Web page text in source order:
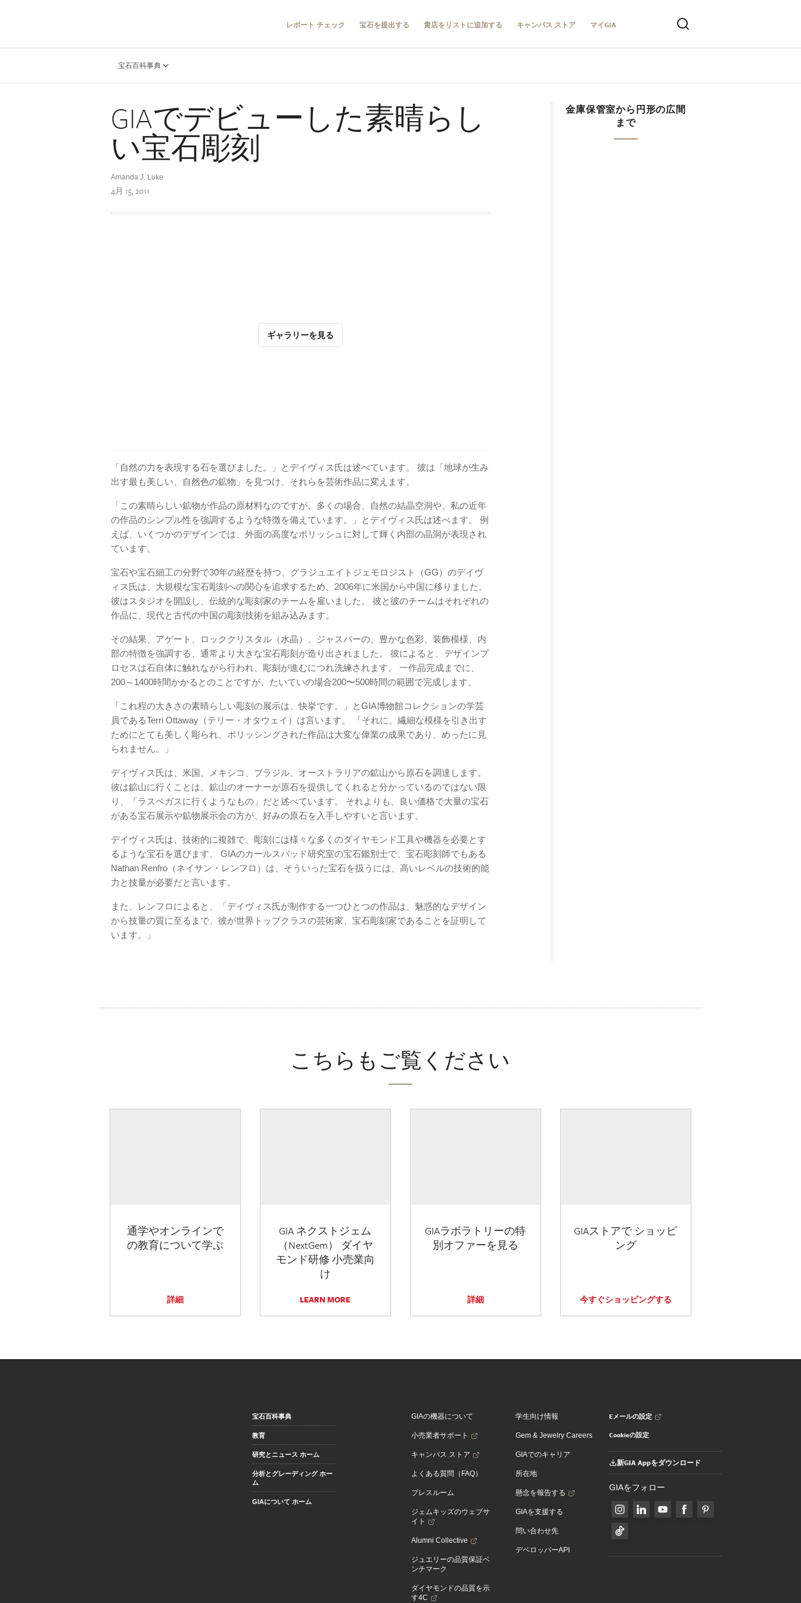
レポート チェック 宝石を提出する 貴店をリストに追加する キャンパス ストア マイGIA
宝石百科事典
GIAでデビューした素晴らし
い宝石彫刻
Amanda J. Luke
4月 15, 2011
ギャラリーを見る
「自然の力を表現する石を選びました。」とデイヴィス氏は述べています。 彼は「地球が生み
出す最も美しい、自然色の鉱物」を見つけ、それらを芸術作品に変えます。
「この素晴らしい鉱物が作品の原材料なのですが、多くの場合、自然の結晶空洞や、私の近年
の作品のシンプル性を強調するような特徴を備えています。」とデイヴィス氏は述べます。 例
えば、いくつかのデザインでは、外面の高度なポリッシュに対して輝く内部の晶洞が表現され
ています。
宝石や宝石細工の分野で30年の経歴を持つ、グラジュエイトジェモロジスト（GG）のデイヴ
ィス氏は、大規模な宝石彫刻への関心を追求するため、2006年に米国から中国に移りました。
彼はスタジオを開設し、伝統的な彫刻家のチームを雇いました。 彼と彼のチームはそれぞれの
作品に、現代と古代の中国の彫刻技術を組み込みます。
その結果、アゲート、ロッククリスタル（水晶）、ジャスパーの、豊かな色彩、装飾模様、内
部の特徴を強調する、通常より大きな宝石彫刻が造り出されました。 彼によると、デザインプ
ロセスは石自体に触れながら行われ、彫刻が進むにつれ洗練されます。 一作品完成までに、
200～1400時間かかるとのことですが、たいていの場合200〜500時間の範囲で完成します。
「これ程の大きさの素晴らしい彫刻の展示は、快挙です。」とGIA博物館コレクションの学芸
員であるTerri Ottaway（テリー・オタウェイ）は言います。 「それに、繊細な模様を引き出す
ためにとても美しく彫られ、ポリッシングされた作品は大変な偉業の成果であり、めったに見
られません。」
デイヴィス氏は、米国、メキシコ、ブラジル、オーストラリアの鉱山から原石を調達します。
彼は鉱山に行くことは、鉱山のオーナーが原石を提供してくれると分かっているのではない限
り、「ラスベガスに行くようなもの」だと述べています。 それよりも、良い価格で大量の宝石
がある宝石展示や鉱物展示会の方が、好みの原石を入手しやすいと言います。
デイヴィス氏は、技術的に複雑で、彫刻には様々な多くのダイヤモンド工具や機器を必要とす
るような宝石を選びます。 GIAのカールスバッド研究室の宝石鑑別士で、宝石彫刻師でもある
Nathan Renfro（ネイサン・レンフロ）は、そういった宝石を扱うには、高いレベルの技術的能
力と技量が必要だと言います。
また、レンフロによると、「デイヴィス氏が制作する一つひとつの作品は、魅惑的なデザイン
から技量の質に至るまで、彼が世界トップクラスの芸術家、宝石彫刻家であることを証明して
います。」
金庫保管室から円形の広間
まで
こちらもご覧ください
通学やオンラインで
の教育について学ぶ
詳細
GIA ネクストジェム
（NextGem） ダイヤ
モンド研修 小売業向
け
LEARN MORE
GIAラボラトリーの特
別オファーを見る
詳細
GIAストアで ショッピ
ング
今すぐショッピングする
宝石百科事典
教育
研究とニュース ホーム
分析とグレーディング ホー
ム
GIAについて ホーム
GIAの機器について
小売業者サポート
キャンパス ストア
よくある質問（FAQ）
プレスルーム
ジェムキッズのウェブサ
イト
Alumni Collective
ジュエリーの品質保証ベ
ンチマーク
ダイヤモンドの品質を示
す4C
学生向け情報
Gem & Jewelry Careers
GIAでのキャリア
所在地
懸念を報告する
GIAを支援する
問い合わせ先
デベロッパーAPI
Eメールの設定
Cookieの設定
新GIA Appをダウンロード
GIAをフォロー